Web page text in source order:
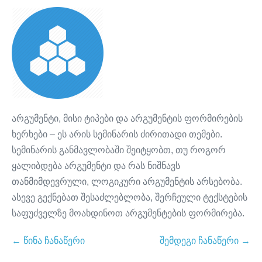
არგუმენტი, მისი ტიპები და არგუმენტის ფორმირების
ხერხები – ეს არის სემინარის ძირითადი თემები.
სემინარის განმავლობაში შეიტყობთ, თუ როგორ
ყალიბდება არგუმენტი და რას ნიშნავს
თანმიმდევრული, ლოგიკური არგუმენტის არსებობა.
ასევე გექნებათ შესაძლებლობა, შერჩეული ტექსტების
საფუძველზე მოახდინოთ არგუმენტების ფორმირება.
← წინა ჩანაწერი შემდეგი ჩანაწერი →